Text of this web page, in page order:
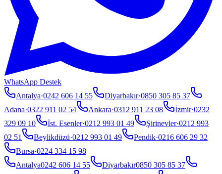
WhatsApp Destek
Antalya·0242 606 14 55 Diyarbakır·0850 305 85 37
Adana·0322 911 02 54 Ankara·0312 911 23 08 İzmir·0232
329 09 10
İst. Esenler·0212 993 01 49 Şirinevler·0212 993
02 51
Beylikdüzü·0212 993 01 49 Pendik·0216 606 29 32
Bursa·0224 334 15 98
Antalya0242 606 14 55 Diyarbakır0850 305 85 37